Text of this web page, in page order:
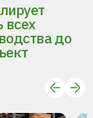
всех
до